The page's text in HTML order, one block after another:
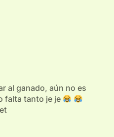
al ganado, aún no es
falta tanto je je